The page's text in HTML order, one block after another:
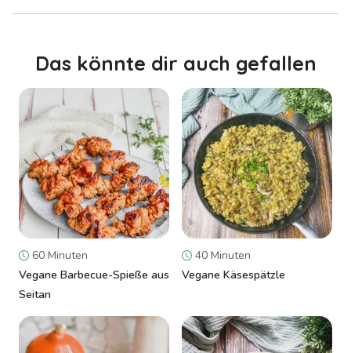
Das könnte dir auch gefallen
60 Minuten
Vegane Barbecue-Spieße aus
Seitan
40 Minuten
Vegane Käsespätzle